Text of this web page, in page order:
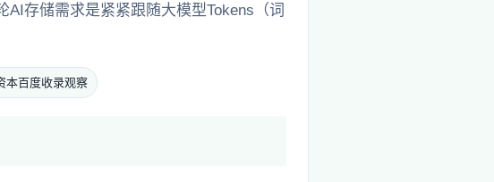
存储需求是紧紧跟随大模型Tokens（词
本百度收录观察